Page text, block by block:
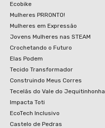
Ecobike
Mulheres PRRONTO!
Mulheres em Expressão
Jovens Mulheres nas STEAM
Crochetando o Futuro
Elas Podem
Tecido Transformador
Construindo Meus Corres
Tecelãs do Vale do Jequitinhonha
Impacta Toti
EcoTech Inclusivo
Castelo de Pedras